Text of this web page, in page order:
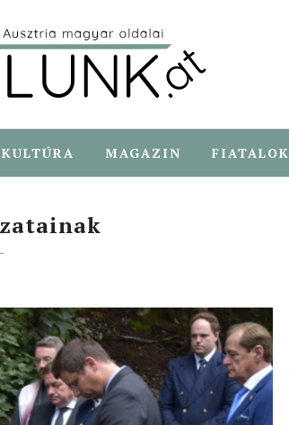
KULTÚRA MAGAZIN FIATALOK